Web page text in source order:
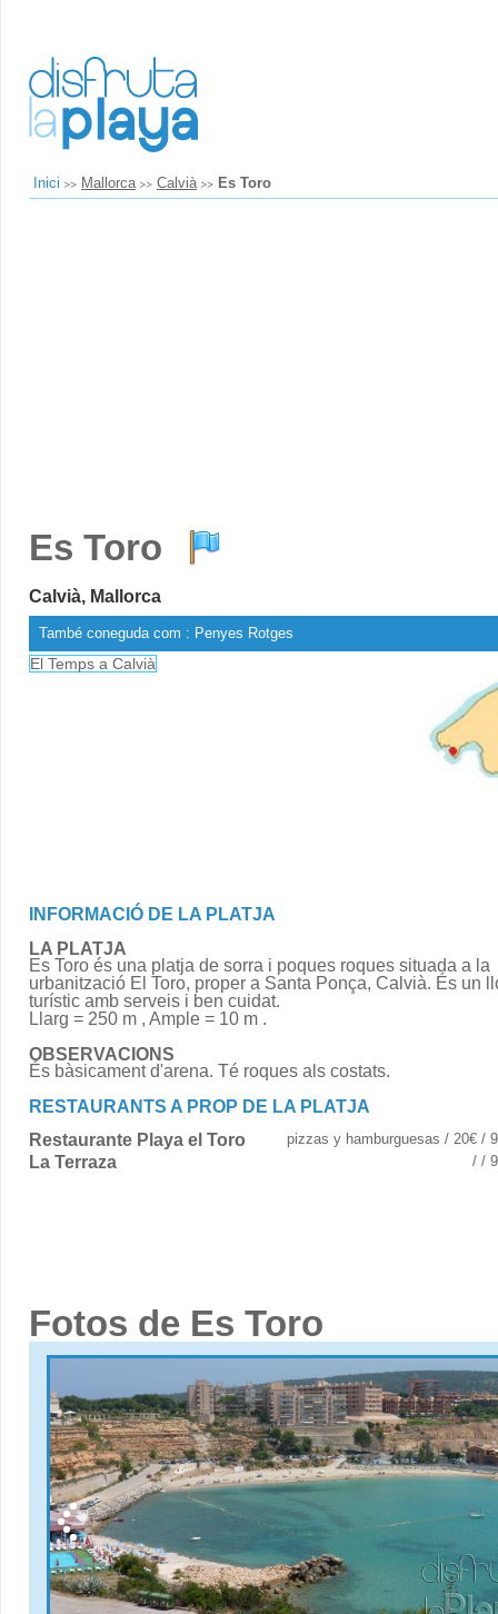
Inici Mallorca Calvià Es Toro
Es Toro
Calvià, Mallorca
També coneguda com : Penyes Rotges
El Temps a Calvià
INFORMACIÓ DE LA PLATJA
LA PLATJA
Es Toro és una platja de sorra i poques roques situada a la
urbanització El Toro, proper a Santa Ponça, Calvià. És un
turístic amb serveis i ben cuidat.
Llarg = 250 m , Ample = 10 m .
OBSERVACIONS
És bàsicament d'arena. Té roques als costats.
RESTAURANTS A PROP DE LA PLATJA
Restaurante Playa el Toro pizzas y hamburguesas / 20€ /
La Terraza / /
Fotos de Es Toro